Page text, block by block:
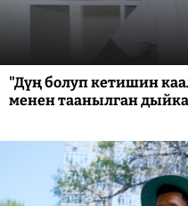
"Дүң болуп кетишин
менен таанылган